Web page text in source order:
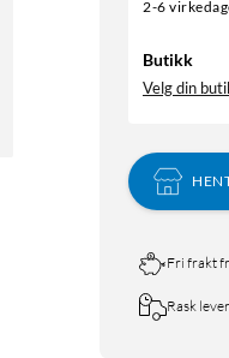
2-6
Butikk
Velg din
Fri frakt
Rask